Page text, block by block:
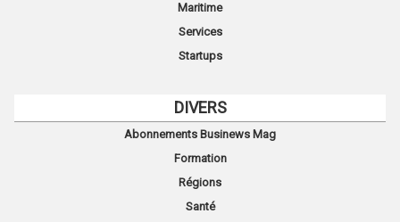
Maritime
Services
Startups
DIVERS
Abonnements Businews Mag
Formation
Régions
Santé